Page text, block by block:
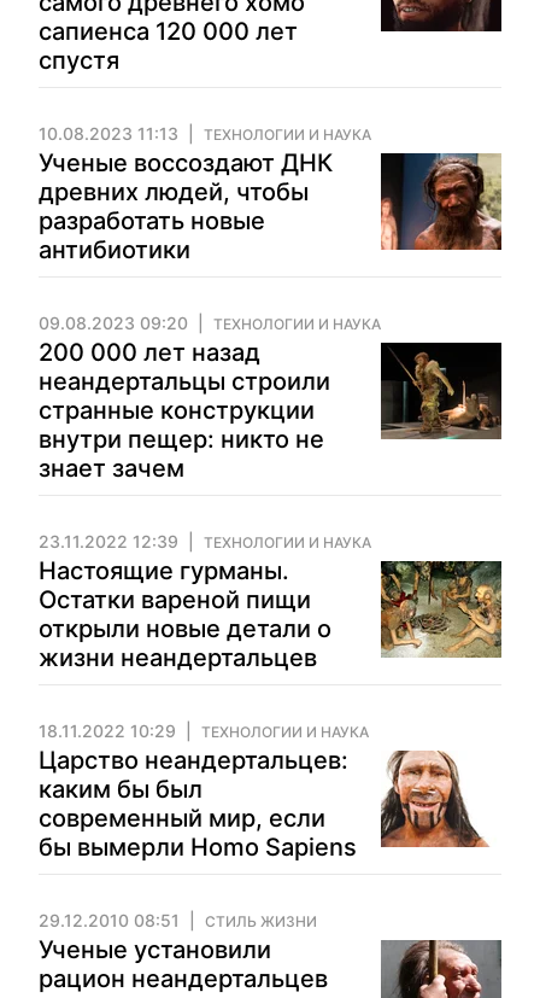
сапиенса 120 000 лет
спустя
10.08.2023 11:13 ТЕХНОЛОГИИ И НАУКА
Ученые воссоздают ДНК
древних людей, чтобы
разработать новые
антибиотики
09.08.2023 09:20 ТЕХНОЛОГИИ И НАУКА
200 000 лет назад
неандертальцы строили
странные конструкции
внутри пещер: никто не
знает зачем
23.11.2022 12:39 ТЕХНОЛОГИИ И НАУКА
Настоящие гурманы.
Остатки вареной пищи
открыли новые детали о
жизни неандертальцев
18.11.2022 10:29 ТЕХНОЛОГИИ И НАУКА
Царство неандертальцев:
каким бы был
современный мир, если
бы вымерли Homo Sapiens
29.12.2010 08:51 СТИЛЬ ЖИЗНИ
Ученые установили
рацион неандертальцев